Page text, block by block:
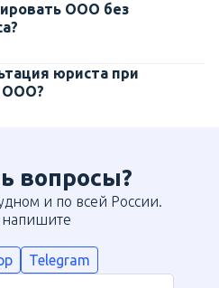
ООО без
юриста при
ООО?
вопросы?
и по всей России.
напишите
Telegram